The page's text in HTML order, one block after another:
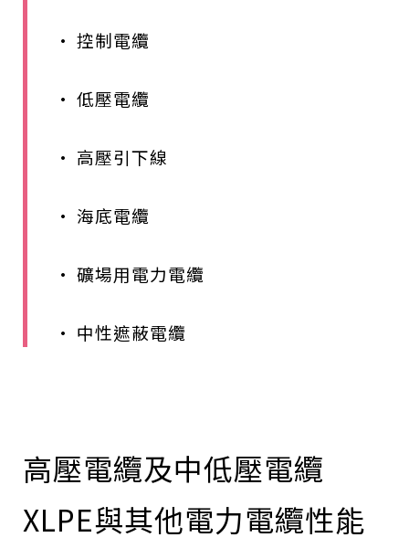
• 控制電纜
• 低壓電纜
• 高壓引下線
• 海底電纜
• 礦場用電力電纜
• 中性遮蔽電纜
高壓電纜及中低壓電纜
XLPE與其他電力電纜性能